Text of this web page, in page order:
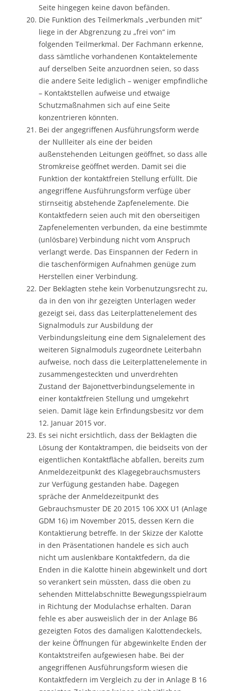
Seite hingegen keine davon befänden.
Die Funktion des Teilmerkmals „verbunden mit“
liege in der Abgrenzung zu „frei von“ im
folgenden Teilmerkmal. Der Fachmann erkenne,
dass sämtliche vorhandenen Kontaktelemente
auf derselben Seite anzuordnen seien, so dass
die andere Seite lediglich – weniger empfindliche
– Kontaktstellen aufweise und etwaige
Schutzmaßnahmen sich auf eine Seite
konzentrieren könnten.
Bei der angegriffenen Ausführungsform werde
der Nullleiter als eine der beiden
außenstehenden Leitungen geöffnet, so dass alle
Stromkreise geöffnet werden. Damit sei die
Funktion der kontaktfreien Stellung erfüllt. Die
angegriffene Ausführungsform verfüge über
stirnseitig abstehende Zapfenelemente. Die
Kontaktfedern seien auch mit den oberseitigen
Zapfenelementen verbunden, da eine bestimmte
(unlösbare) Verbindung nicht vom Anspruch
verlangt werde. Das Einspannen der Federn in
die taschenförmigen Aufnahmen genüge zum
Herstellen einer Verbindung.
Der Beklagten stehe kein Vorbenutzungsrecht zu,
da in den von ihr gezeigten Unterlagen weder
gezeigt sei, dass das Leiterplattenelement des
Signalmoduls zur Ausbildung der
Verbindungsleitung eine dem Signalelement des
weiteren Signalmoduls zugeordnete Leiterbahn
aufweise, noch dass die Leiterplattenelemente in
zusammengesteckten und unverdrehten
Zustand der Bajonettverbindungselemente in
einer kontaktfreien Stellung und umgekehrt
seien. Damit läge kein Erfindungsbesitz vor dem
12. Januar 2015 vor.
Es sei nicht ersichtlich, dass der Beklagten die
Lösung der Kontaktrampen, die beidseits von der
eigentlichen Kontaktfläche abfallen, bereits zum
Anmeldezeitpunkt des Klagegebrauchsmusters
zur Verfügung gestanden habe. Dagegen
spräche der Anmeldezeitpunkt des
Gebrauchsmuster DE 20 2015 106 XXX U1 (Anlage
GDM 16) im November 2015, dessen Kern die
Kontaktierung betreffe. In der Skizze der Kalotte
in den Präsentationen handele es sich auch
nicht um auslenkbare Kontaktfedern, da die
Enden in die Kalotte hinein abgewinkelt und dort
so verankert sein müssten, dass die oben zu
sehenden Mittelabschnitte Bewegungsspielraum
in Richtung der Modulachse erhalten. Daran
fehle es aber ausweislich der in der Anlage B6
gezeigten Fotos des damaligen Kalottendeckels,
der keine Öffnungen für abgewinkelte Enden der
Kontaktstreifen aufgewiesen habe. Bei der
angegriffenen Ausführungsform wiesen die
Kontaktfedern im Vergleich zu der in Anlage B 16